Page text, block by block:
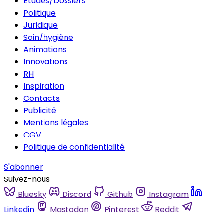
Politique
Juridique
Soin/hygiène
Animations
Innovations
RH
Inspiration
Contacts
Publicité
Mentions légales
CGV
Politique de confidentialité
S'abonner
Suivez-nous
Bluesky
Discord Github
Instagram
Linkedin
Mastodon Pinterest
Reddit